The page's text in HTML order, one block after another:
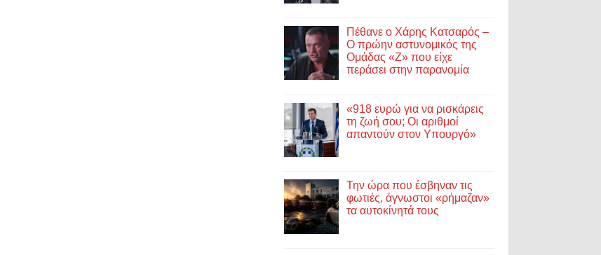
Πέθανε ο Χάρης Κατσαρός –
Ο πρώην αστυνομικός της
Ομάδας «Ζ» που είχε
περάσει στην παρανομία
«918 ευρώ για να ρισκάρεις
τη ζωή σου; Οι αριθμοί
απαντούν στον Υπουργό»
Την ώρα που έσβηναν τις
φωτιές, άγνωστοι «ρήμαζαν»
τα αυτοκίνητά τους